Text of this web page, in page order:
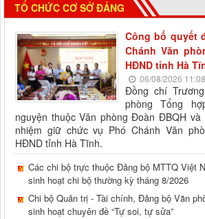
TỔ CHỨC CƠ SỞ ĐẢNG
Công bố quyết
Chánh Văn
HĐND tỉnh Hà
06/08/2026
Đồng chí
phòng Tổng
nguyện thuộc Văn phòng Đoàn ĐBQH
nhiệm giữ chức vụ Phó Chánh Văn
HĐND tỉnh Hà Tĩnh.
Các chi bộ trực thuộc Đảng bộ MTTQ Việt
sinh hoạt chi bộ thường kỳ tháng 8/2026
Chi bộ Quản trị - Tài chính, Đảng bộ Văn
sinh hoạt chuyên đề “Tự soi, tự sửa”